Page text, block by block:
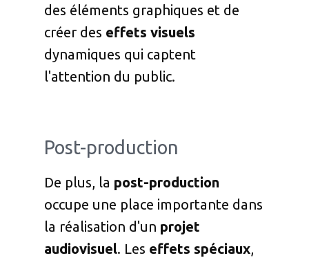
des éléments graphiques et de
créer des effets visuels
dynamiques qui captent
l'attention du public.
Post-production
De plus, la post-production
occupe une place importante dans
la réalisation d'un projet
audiovisuel. Les effets spéciaux,